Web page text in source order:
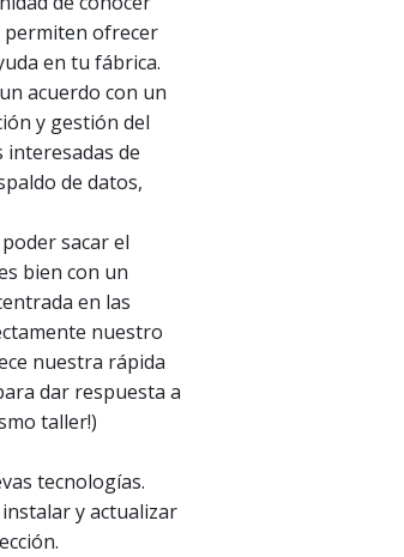
permiten ofrecer
en tu fábrica.
acuerdo con un
y gestión del
de
de datos,
sacar el
bien con un
en las
nuestro
nuestra rápida
dar respuesta a
taller!)
tecnologías.
y actualizar